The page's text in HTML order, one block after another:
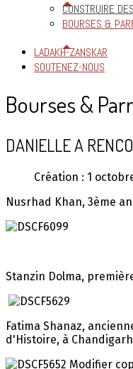
CONSTRUIRE
BOURSES &
LADAKH-ZANSKAR
SOUTENEZ-NOUS
Bourses &
DANIELLE A
Création : 1
Nusrhad Khan, 3ème
Stanzin Dolma,
Fatima Shanaz,
d'Histoire, à Chandigarh